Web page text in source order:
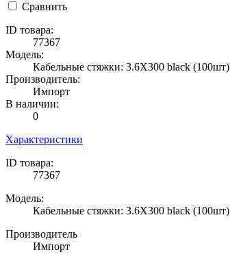
Сравнить
ID товара:
77367
Модель:
Кабельные стяжки: 3.6X300 black (100шт)
Производитель:
Импорт
В наличии:
0
Характеристики
ID товара:
77367
Модель:
Кабельные стяжки: 3.6X300 black (100шт)
Производитель
Импорт